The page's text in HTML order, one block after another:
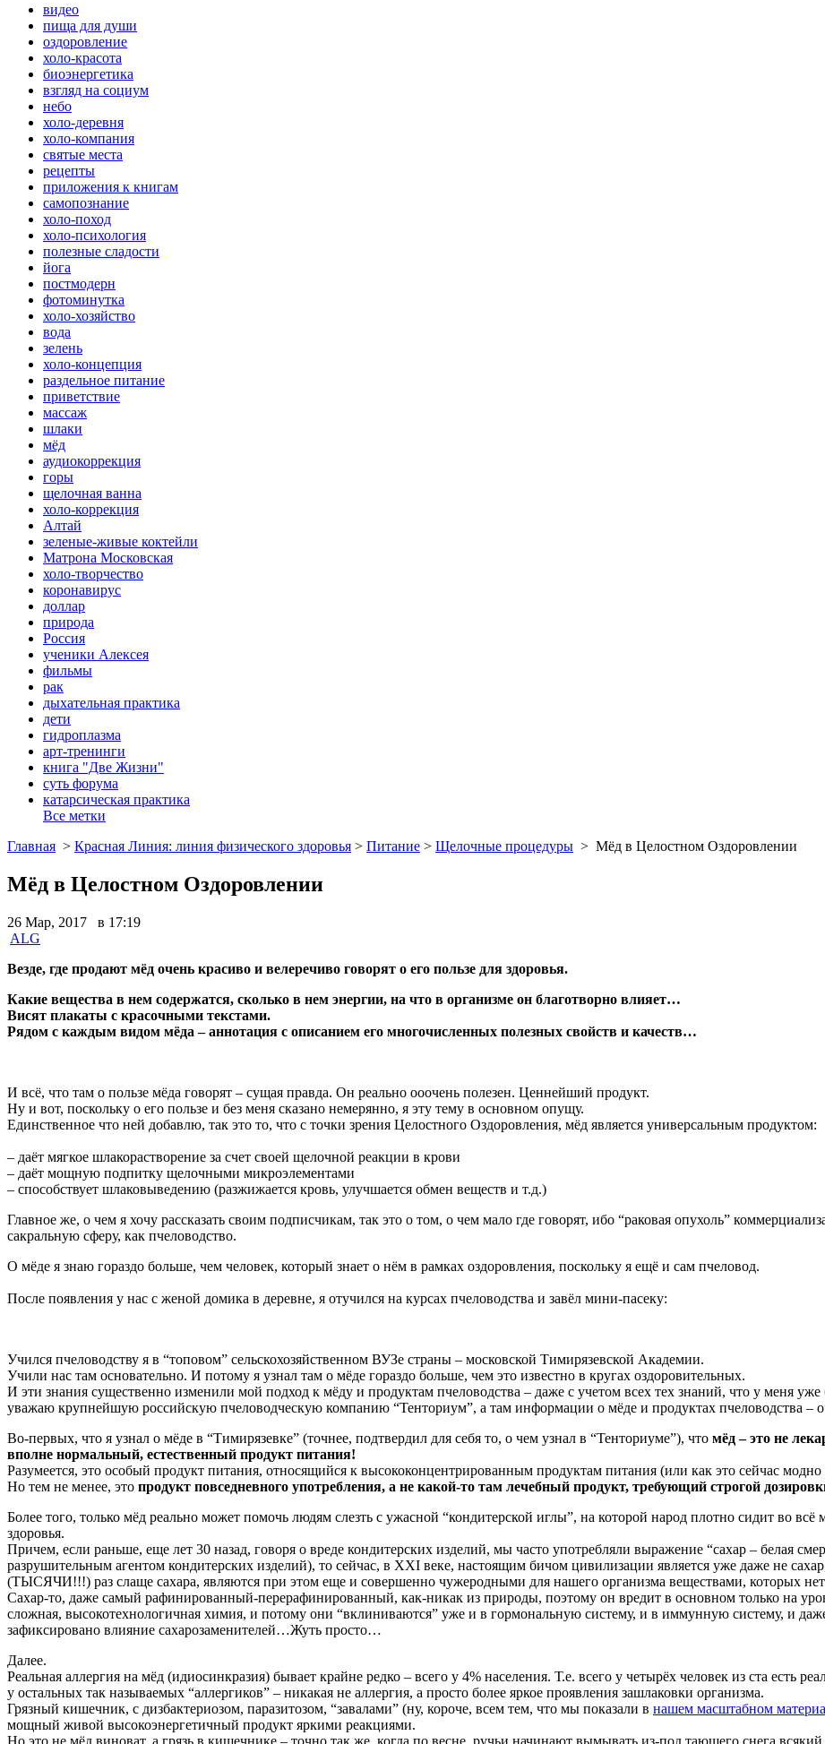
видео
пища для души
оздоровление
холо-красота
биоэнергетика
взгляд на социум
небо
холо-деревня
холо-компания
святые места
рецепты
приложения к книгам
самопознание
холо-поход
холо-психология
полезные сладости
йога
постмодерн
фотоминутка
холо-хозяйство
вода
зелень
холо-концепция
раздельное питание
приветствие
массаж
шлаки
мёд
аудиокоррекция
горы
щелочная ванна
холо-коррекция
Алтай
зеленые-живые коктейли
Матрона Московская
холо-творчество
коронавирус
доллар
природа
Россия
ученики Алексея
фильмы
рак
дыхательная практика
дети
гидроплазма
арт-тренинги
книга "Две Жизни"
суть форума
катарсическая практика
Все метки
Главная > Красная Линия: линия физического здоровья > Питание > Щелочные процедуры > Мёд в Целостном Оздоровлении
Мёд в Целостном Оздоровлении
26 Мар, 2017 в 17:19
ALG
Везде, где продают мёд очень красиво и велеречиво говорят о его пользе для здоровья.
Какие вещества в нем содержатся, сколько в нем энергии, на что в организме он благотворно влияет…
Висят плакаты с красочными текстами.
Рядом с каждым видом мёда – аннотация с описанием его многочисленных полезных свойств и качеств…
И всё, что там о пользе мёда говорят – сущая правда. Он реально ооочень полезен. Ценнейший продукт.
Ну и вот, поскольку о его пользе и без меня сказано немерянно, я эту тему в основном опущу.
Единственное что ней добавлю, так это то, что с точки зрения Целостного Оздоровления, мёд является универсальным продуктом:
– даёт мягкое шлакорастворение за счет своей щелочной реакции в крови
– даёт мощную подпитку щелочными микроэлементами
– способствует шлаковыведению (разжижается кровь, улучшается обмен веществ и т.д.)
Главное же, о чем я хочу рассказать своим подписчикам, так это о том, о чем мало где говорят, ибо “раковая опухоль”
сакральную сферу, как пчеловодство.
О мёде я знаю гораздо больше, чем человек, который знает о нём в рамках оздоровления, поскольку я ещё и сам пчеловод.
После появления у нас с женой домика в деревне, я отучился на курсах пчеловодства и завёл мини-пасеку:
Учился пчеловодству я в “топовом” сельскохозяйственном ВУЗе страны – московской Тимирязевской Академии.
Учили нас там основательно. И потому я узнал там о мёде гораздо больше, чем это известно в кругах оздоровительных.
И эти знания существенно изменили мой подход к мёду и продуктам пчеловодства – даже с учетом всех тех знаний, что у меня
уважаю крупнейшую российскую пчеловодческую компанию “Тенториум”, а там информации о мёде и продуктах пчеловодства –
Во-первых, что я узнал о мёде в “Тимирязевке” (точнее, подтвердил для себя то, о чем узнал в “Тенториуме”), что мёд – это не
вполне нормальный, естественный продукт питания!
Разумеется, это особый продукт питания, относящийся к высококонцентрированным продуктам питания (или как это сейчас
Но тем не менее, это продукт повседневного употребления, а не какой-то там лечебный продукт, требующий строгой
Более того, только мёд реально может помочь людям слезть с ужасной “кондитерской иглы”, на которой народ плотно сидит во
здоровья.
Причем, если раньше, еще лет 30 назад, говоря о вреде кондитерских изделий, мы часто употребляли выражение “сахар – белая
разрушительным агентом кондитерских изделий), то сейчас, в XXI веке, настоящим бичом цивилизации является уже даже не
(ТЫСЯЧИ!!!) раз слаще сахара, являются при этом еще и совершенно чужеродными для нашего организма веществами, которых
Сахар-то, даже самый рафинированный-перерафинированный, как-никак из природы, поэтому он вредит в основном только на
сложная, высокотехнологичная химия, и потому они “вклиниваются” уже и в гормональную систему, и в иммунную систему, и
зафиксировано влияние сахарозаменителей…Жуть просто…
Далее.
Реальная аллергия на мёд (идиосинкразия) бывает крайне редко – всего у 4% населения. Т.е. всего у четырёх человек из ста есть
у остальных так называемых “аллергиков” – никакая не аллергия, а просто более яркое проявления зашлаковки организма.
Грязный кишечник, с дизбактериозом, паразитозом, “завалами” (ну, короче, всем тем, что мы показали в нашем масштабном
мощный живой высокоэнергетичный продукт яркими реакциями.
Но это не мёд виноват, а грязь в кишечнике – точно так же, когда по весне, ручьи начинают вымывать из-под тающего снега